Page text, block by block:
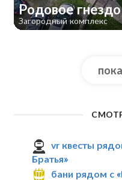
Родовое
Загородный комплекс
vr квесты
Братья»
бани рядом с